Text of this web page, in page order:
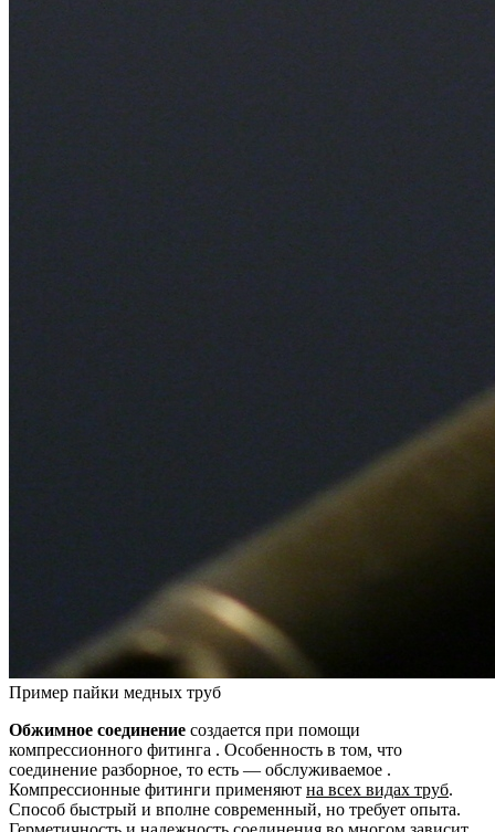
Пример пайки медных труб
Обжимное соединение создается при помощи
компрессионного фитинга . Особенность в том, что
соединение разборное, то есть — обслуживаемое .
Компрессионные фитинги применяют на всех видах труб.
Способ быстрый и вполне современный, но требует опыта.